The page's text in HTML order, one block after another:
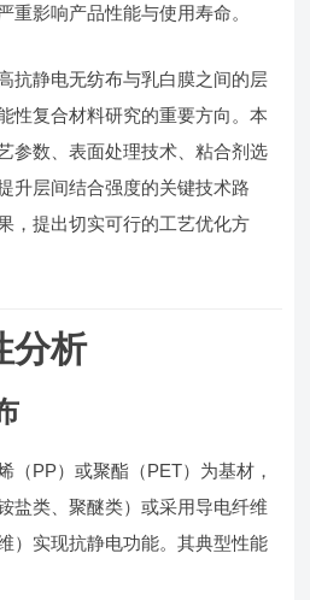
重影响产品性能与使用寿命。
抗静电无纺布与乳白膜之间的层
性复合材料研究的重要方向。本
参数、表面处理技术、粘合剂选
升层间结合强度的关键技术路
，提出切实可行的工艺优化方
分析
（PP）或聚酯（PET）为基材，
盐类、聚醚类）或采用导电纤维
）实现抗静电功能。其典型性能